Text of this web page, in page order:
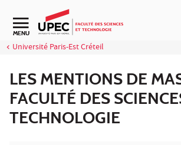
Aller au contenu
Navigation secondaire
MENU
Université Paris-Est Créteil
LES MENTIONS DE
FACULTÉ DES
TECHNOLOGIE